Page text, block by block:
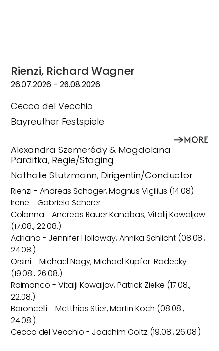
Rienzi, Richard Wagner
26.07.2026 - 26.08.2026
Cecco del Vecchio
Bayreuther Festspiele
MORE
Alexandra Szemerédy & Magdolana
Parditka, Regie/Staging
Nathalie Stutzmann, Dirigentin/Conductor
Rienzi - Andreas Schager, Magnus Vigilius (14.08)
Irene - Gabriela Scherer
Colonna - Andreas Bauer Kanabas, Vitalij Kowaljow
(17.08., 22.08.)
Adriano - Jennifer Holloway, Annika Schlicht (08.08.,
24.08.)
Orsini - Michael Nagy, Michael Kupfer-Radecky
(19.08., 26.08.)
Raimondo - Vitalji Kowaljov, Patrick Zielke (17.08.,
22.08.)
Baroncelli - Matthias Stier, Martin Koch (08.08.,
24.08.)
Cecco del Vecchio - Joachim Goltz (19.08., 26.08.)